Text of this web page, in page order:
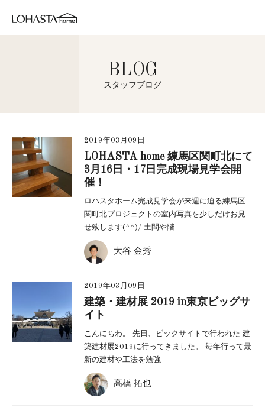
BLOG
スタッフブログ
2019年03月09日
LOHASTA home 練馬区関町北にて
3月16日・17日完成現場見学会開
催！
ロハスタホーム完成見学会が来週に迫る練馬区
関町北プロジェクトの室内写真を少しだけお見
せ致します(^^)/ 土間や階
大谷 金秀
2019年03月09日
建築・建材展 2019 in東京ビッグサ
イト
こんにちわ。 先日、ビックサイトで行われた 建
築建材展2019に行ってきました。 毎年行って最
新の建材や工法を勉強
高橋 拓也